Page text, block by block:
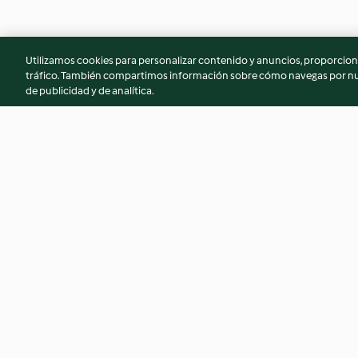
Utilizamos cookies para personalizar contenido y anuncios,
tráfico. También compartimos información sobre cómo navegas por
de publicidad y de analítica.